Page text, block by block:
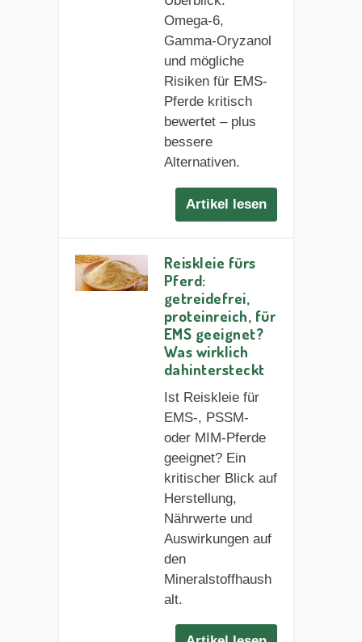
Omega-6,
Gamma-Oryzanol
und mögliche
Risiken für EMS-
Pferde kritisch
bewertet – plus
bessere
Alternativen.
Artikel lesen
Reiskleie fürs
Pferd:
getreidefrei,
proteinreich, für
EMS geeignet?
Was wirklich
dahintersteckt
Ist Reiskleie für
EMS-, PSSM-
oder MIM-Pferde
geeignet? Ein
kritischer Blick auf
Herstellung,
Nährwerte und
Auswirkungen auf
den
Mineralstoffhaush
alt.